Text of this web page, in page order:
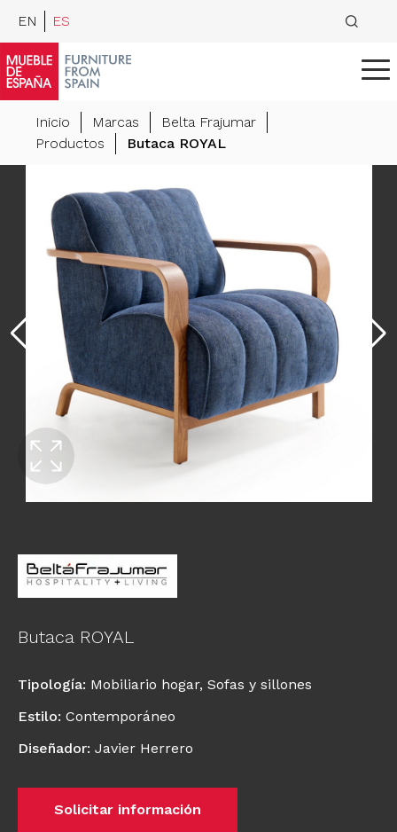
EN ES
Inicio Marcas
Belta Frajumar
Productos
Butaca ROYAL
Butaca ROYAL
Tipología: Mobiliario hogar, Sofas y sillones
Estilo: Contemporáneo
Diseñador: Javier Herrero
Solicitar información